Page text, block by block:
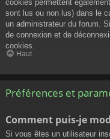
cookies permettent
sont lus ou non lus) dans le
un administrateur du forum.
de connexion et de
cookies.
Haut
Préférences et
Comment puis-je
Si vous êtes un utilisateur